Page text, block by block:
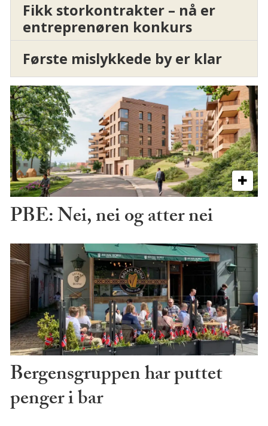
Fikk storkontrakter – nå er
entreprenøren konkurs
Første mislykkede by er klar
PBE: Nei, nei og atter nei
Bergensgruppen har puttet
penger i bar